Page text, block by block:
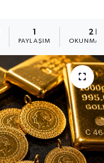
PAYLAŞIM
2
OKUNMA